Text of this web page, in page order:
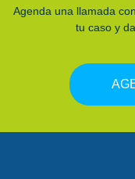
Agenda una llamada
tu caso y